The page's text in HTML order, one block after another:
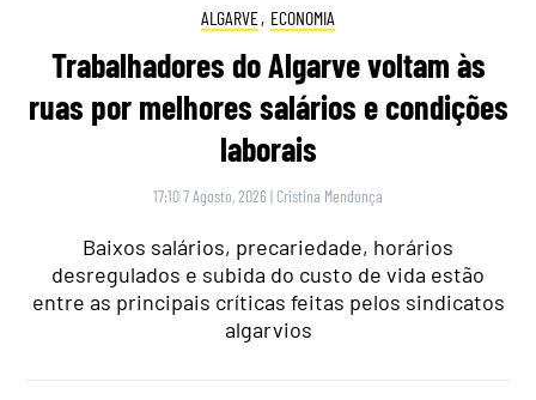
ALGARVE, ECONOMIA
Trabalhadores do Algarve voltam às
ruas por melhores salários e condições
laborais
17:10 7 Agosto, 2026 | Cristina Mendonça
Baixos salários, precariedade, horários
desregulados e subida do custo de vida estão
entre as principais críticas feitas pelos sindicatos
algarvios